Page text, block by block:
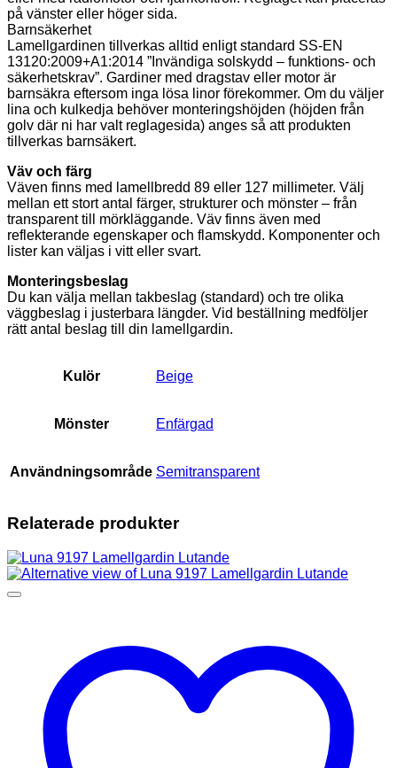
på vänster eller höger sida.
Barnsäkerhet
Lamellgardinen tillverkas alltid enligt standard SS-EN
13120:2009+A1:2014 ”Invändiga solskydd – funktions- och
säkerhetskrav”. Gardiner med dragstav eller motor är
barnsäkra eftersom inga lösa linor förekommer. Om du väljer
lina och kulkedja behöver monteringshöjden (höjden från
golv där ni har valt reglagesida) anges så att produkten
tillverkas barnsäkert.
Väv och färg
Väven finns med lamellbredd 89 eller 127 millimeter. Välj
mellan ett stort antal färger, strukturer och mönster – från
transparent till mörkläggande. Väv finns även med
reflekterande egenskaper och flamskydd. Komponenter och
lister kan väljas i vitt eller svart.
Monteringsbeslag
Du kan välja mellan takbeslag (standard) och tre olika
väggbeslag i justerbara längder. Vid beställning medföljer
rätt antal beslag till din lamellgardin.
Kulör Beige
Mönster Enfärgad
Användningsområde Semitransparent
Relaterade produkter